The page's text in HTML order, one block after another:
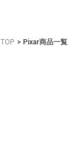
TOP Pixar商品一覧